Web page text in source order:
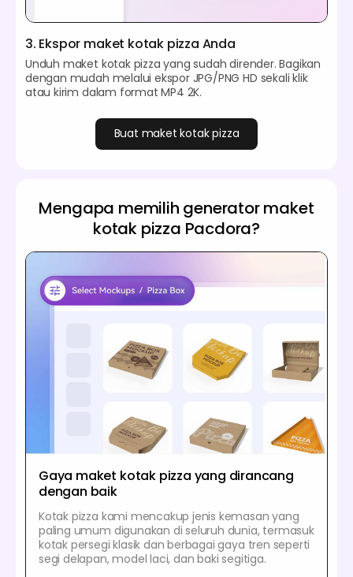
3. Ekspor maket kotak pizza Anda
Unduh maket kotak pizza yang sudah dirender. Bagikan
dengan mudah melalui ekspor JPG/PNG HD sekali klik
atau kirim dalam format MP4 2K.
Buat maket kotak pizza
Mengapa memilih generator maket
kotak pizza Pacdora?
Gaya maket kotak pizza yang dirancang
dengan baik
Kotak pizza kami mencakup jenis kemasan yang
paling umum digunakan di seluruh dunia, termasuk
kotak persegi klasik dan berbagai gaya tren seperti
segi delapan, model laci, dan baki segitiga.